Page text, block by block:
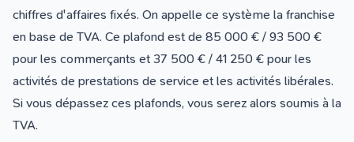
chiffres d'affaires fixés. On appelle ce système la franchise
en base de TVA. Ce plafond est de 85 000 € / 93 500 €
pour les commerçants et 37 500 € / 41 250 € pour les
activités de prestations de service et les activités libérales.
Si vous dépassez ces plafonds, vous serez alors soumis à la
TVA.